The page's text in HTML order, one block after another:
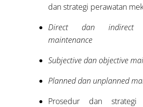
dan strategi perawatan
Direct dan indirect
maintenance
Subjective dan objective
Planned dan unplanned
Prosedur dan strategi